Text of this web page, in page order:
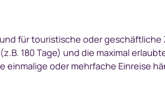
für touristische oder geschäftliche
180 Tage) und die maximal
einmalige oder mehrfache Einreise